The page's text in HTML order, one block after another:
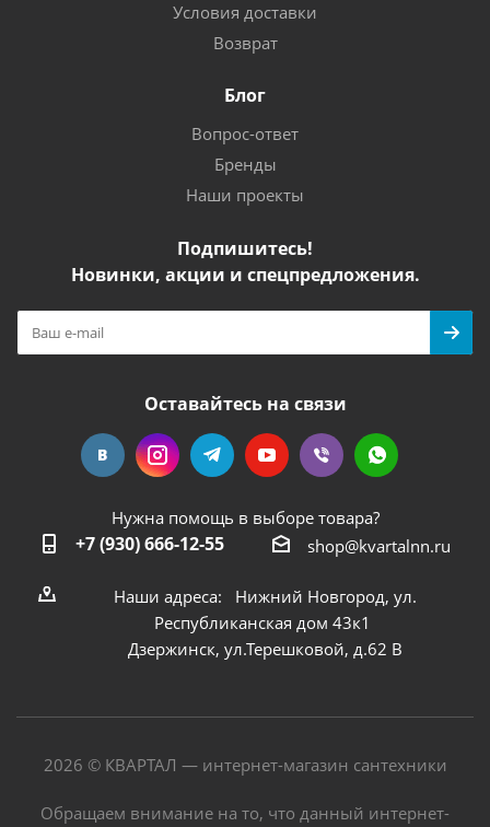
Условия доставки
Возврат
Блог
Вопрос-ответ
Бренды
Наши проекты
Подпишитесь!
Новинки, акции и спецпредложения.
Оставайтесь на связи
Нужна помощь в выборе товара?
+7 (930) 666-12-55 shop@kvartalnn.ru
Наши адреса: Нижний Новгород, ул.
Республиканская дом 43к1
Дзержинск, ул.Терешковой, д.62 В
2026 © КВАРТАЛ — интернет-магазин сантехники
Обращаем внимание на то, что данный интернет-